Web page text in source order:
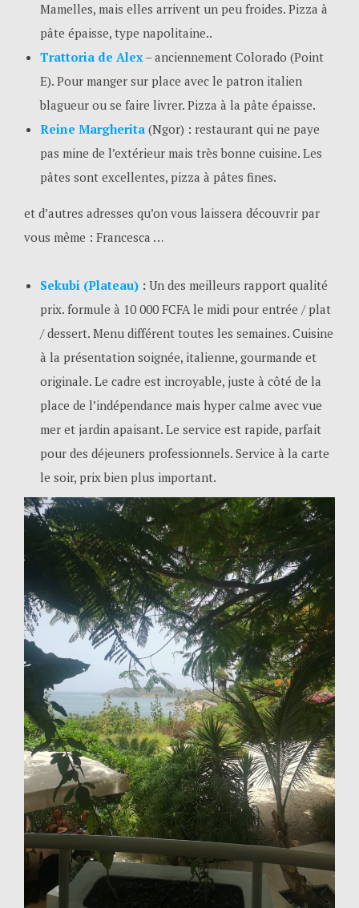
Mamelles, mais elles arrivent un peu froides. Pizza à
pâte épaisse, type napolitaine..
Trattoria de Alex– anciennement Colorado (Point
E). Pour manger sur place avec le patron italien
blagueur ou se faire livrer. Pizza à la pâte épaisse.
Reine Margherita (Ngor) : restaurant qui ne paye
pas mine de l’extérieur mais très bonne cuisine. Les
pâtes sont excellentes, pizza à pâtes fines.
et d’autres adresses qu’on vous laissera découvrir par
vous même : Francesca …
Sekubi (Plateau): Un des meilleurs rapport qualité
prix. formule à 10 000 FCFA le midi pour entrée / plat
/ dessert. Menu différent toutes les semaines. Cuisine
à la présentation soignée, italienne, gourmande et
originale. Le cadre est incroyable, juste à côté de la
place de l’indépendance mais hyper calme avec vue
mer et jardin apaisant. Le service est rapide, parfait
pour des déjeuners professionnels. Service à la carte
le soir, prix bien plus important.